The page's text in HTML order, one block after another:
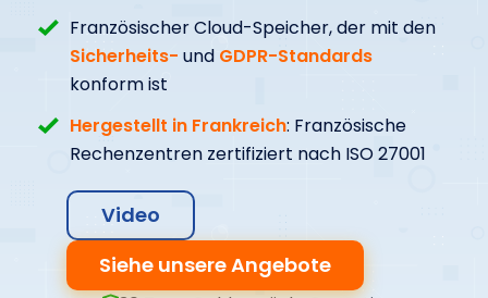
Französischer Cloud-Speicher, der mit den
Sicherheits- und GDPR-Standards
konform ist
Hergestellt in Frankreich: Französische
Rechenzentren zertifiziert nach ISO 27001
Siehe unsere Angebote
Video